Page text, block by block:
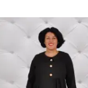
do koszyka